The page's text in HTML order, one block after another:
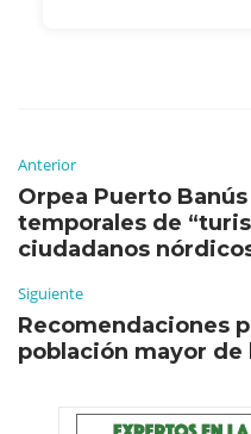
Anterior
Orpea Puerto
temporales de
ciudadanos
Siguiente
Recomendaciones
población mayor de